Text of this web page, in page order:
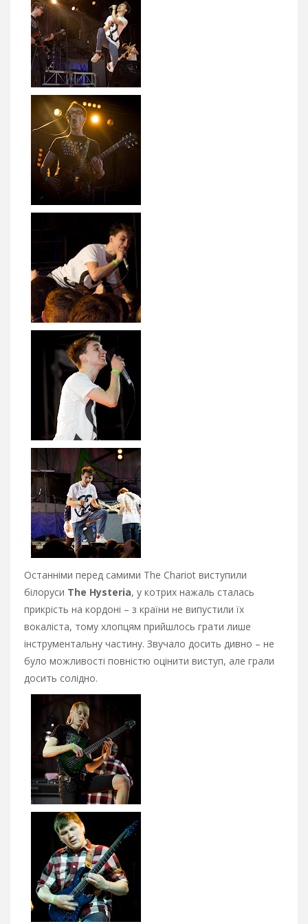
Останніми перед самими The Chariot виступили
білоруси The Hysteria, у котрих нажаль сталась
прикрість на кордоні – з країни не випустили їх
вокаліста, тому хлопцям прийшлось грати лише
інструментальну частину. Звучало досить дивно – не
було можливості повністю оцінити виступ, але грали
досить солідно.